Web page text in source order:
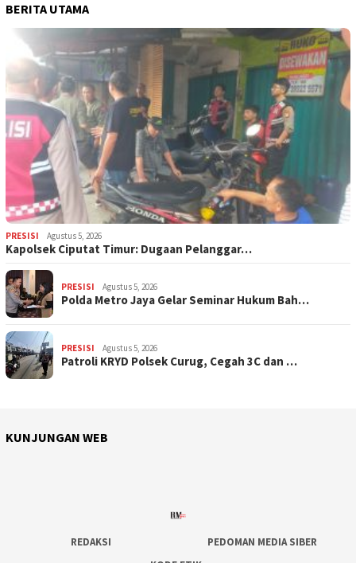
BERITA UTAMA
PRESISI Agustus 5, 2026
Kapolsek Ciputat Timur: Dugaan Pelanggar…
PRESISI Agustus 5, 2026
Polda Metro Jaya Gelar Seminar Hukum Bah…
PRESISI Agustus 5, 2026
Patroli KRYD Polsek Curug, Cegah 3C dan …
KUNJUNGAN WEB
REDAKSI
PEDOMAN MEDIA SIBER